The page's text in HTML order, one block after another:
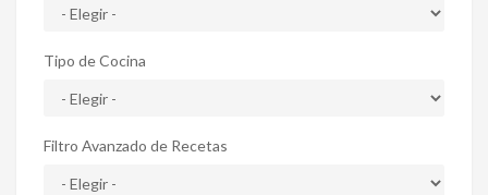
Tipo de Cocina
Filtro Avanzado de Recetas